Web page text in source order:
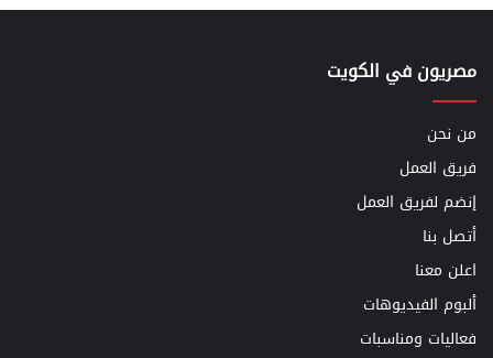
مصريون في الكويت
من نحن
فريق العمل
إنضم لفريق العمل
أتصل بنا
اعلن معنا
ألبوم الفيديوهات
فعاليات ومناسبات